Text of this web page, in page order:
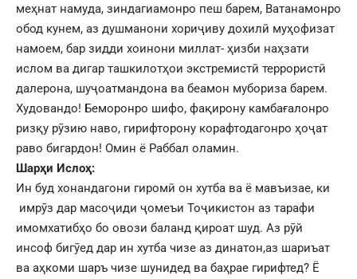
меҳнат намуда, зиндагиамонро пеш барем, Ватанамонро
обод кунем, аз душманони хориҷиву дохилӣ муҳофизат
намоем, бар зидди хоинони миллат- ҳизби наҳзати
ислом ва дигар ташкилотҳои экстремистӣ террористӣ
далерона, шуҷоатмандона ва беамон мубориза барем.
Худовандо! Беморонро шифо, фақирону камбағалонро
ризқу рӯзию наво, гирифторону корафтодагонро ҳоҷат
раво бигардон! Омин ё Раббал оламин.
Шарҳи Ислоҳ:
Ин буд хонандагони гиромӣ он хутба ва ё мавъизае, ки
имрӯз дар масоҷиди ҷомеъи Тоҷикистон аз тарафи
имомхатибҳо бо овози баланд қироат шуд. Аз рӯй
инсоф бигӯед дар ин хутба чизе аз динатон,аз шариъат
ва аҳкоми шаръ чизе шунидед ва баҳрае гирифтед? Ё